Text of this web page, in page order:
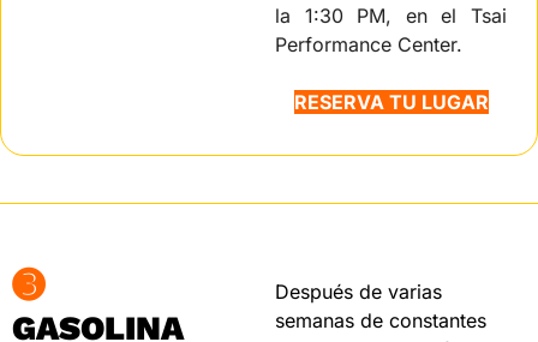
la 1:30 PM, en el Tsai
Performance Center.
RESERVA TU LUGAR
➌
GASOLINA
Después de varias
semanas de constantes